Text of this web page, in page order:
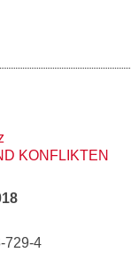
KONFLIKTEN
729-4